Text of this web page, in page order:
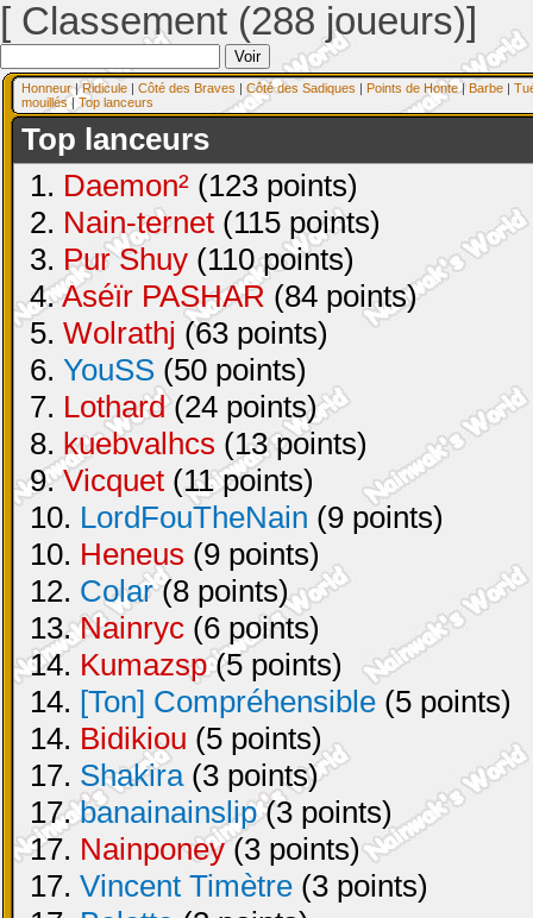
[ Classement (288 joueurs)]
Honneur|Ridicule | Côté des Braves | Côté des Sadiques | Points de Honte| Barbe |
mouillés| Top lanceurs
Top lanceurs
1. Daemon² (123 points)
2. Nain-ternet (115 points)
3. Pur Shuy (110 points)
4.Aséïr PASHAR (84 points)
5. Wolrathj (63 points)
6. YouSS (50 points)
7. Lothard(24 points)
8. kuebvalhcs (13 points)
9.Vicquet (11 points)
10. LordFouTheNain (9 points)
10. Heneus (9 points)
12. Colar(8 points)
13.Nainryc (6 points)
14. Kumazsp(5 points)
14. [Ton] Compréhensible (5 points)
14. Bidikiou (5 points)
17. Shakira(3 points)
17.banainainslip(3 points)
17. Nainponey(3 points)
17. Vincent Timètre (3 points)